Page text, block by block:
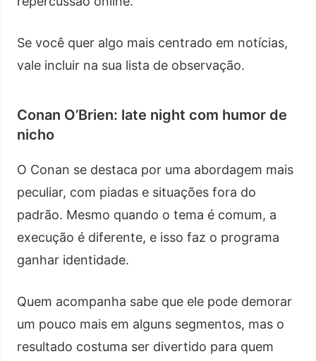
Se você quer algo mais centrado em notícias,
vale incluir na sua lista de observação.
Conan O’Brien: late night com humor de
nicho
O Conan se destaca por uma abordagem mais
peculiar, com piadas e situações fora do
padrão. Mesmo quando o tema é comum, a
execução é diferente, e isso faz o programa
ganhar identidade.
Quem acompanha sabe que ele pode demorar
um pouco mais em alguns segmentos, mas o
resultado costuma ser divertido para quem